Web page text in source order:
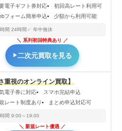
電子ギフト券対応
初回高レート利用可
フォーム簡単申込
少額から利用可能
間 24時間
年中無休
系列初回特典あり
二次元買取を見る
重視のオンライン買取】
電子券に対応
スマホ完結申込
レート制度あり
まとめ申込対応可
間 9:00～19:00
新規レート優遇